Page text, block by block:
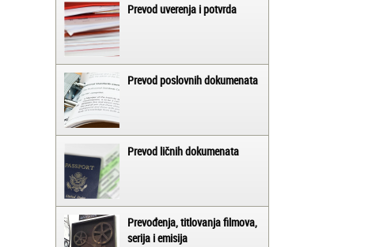
Prevod uverenja i potvrda
Prevod poslovnih dokumenata
Prevod ličnih dokumenata
Prevođenja, titlovanja filmova,
serija i emisija